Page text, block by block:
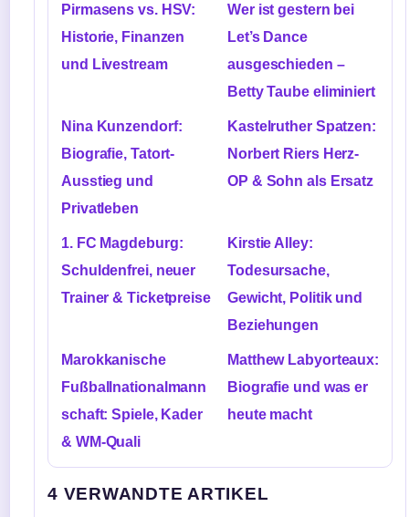
Pirmasens vs. HSV:
Historie, Finanzen
und Livestream
Wer ist gestern bei
Let’s Dance
ausgeschieden –
Betty Taube eliminiert
Nina Kunzendorf:
Biografie, Tatort-
Ausstieg und
Privatleben
Kastelruther Spatzen:
Norbert Riers Herz-
OP & Sohn als Ersatz
1. FC Magdeburg:
Schuldenfrei, neuer
Trainer & Ticketpreise
Kirstie Alley:
Todesursache,
Gewicht, Politik und
Beziehungen
Marokkanische
Fußballnationalmann
schaft: Spiele, Kader
& WM-Quali
Matthew Labyorteaux:
Biografie und was er
heute macht
4 VERWANDTE ARTIKEL